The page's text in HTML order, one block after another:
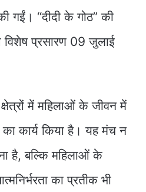
गईं। “दीदी के गोठ” की
विशेष प्रसारण 09 जुलाई
क्षेत्रों में महिलाओं के जीवन में
का कार्य किया है। यह मंच न
है, बल्कि महिलाओं के
का प्रतीक भी